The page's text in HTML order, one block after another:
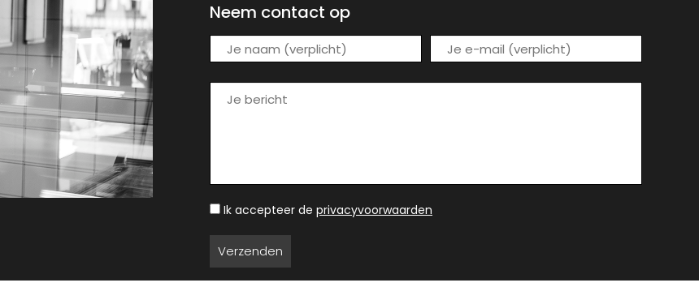
Neem contact op
Ik accepteer de privacyvoorwaarden